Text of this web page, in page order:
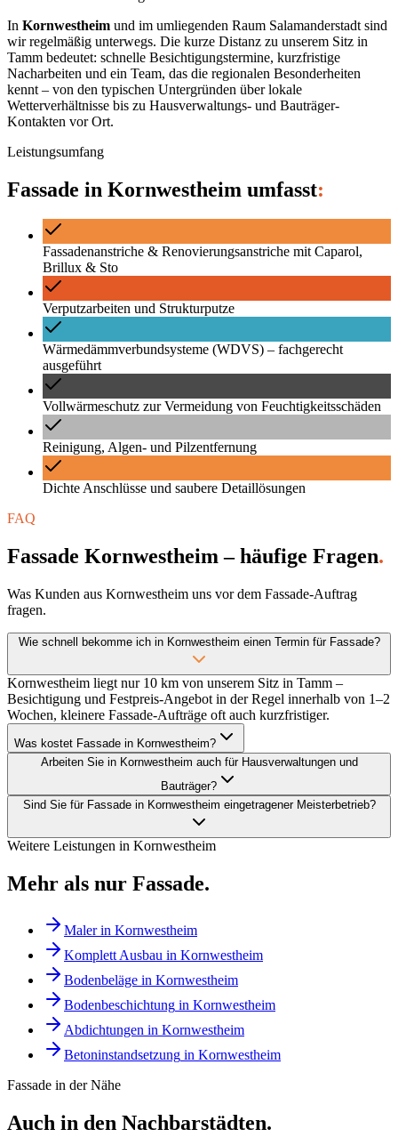
In Kornwestheim und im umliegenden Raum Salamanderstadt sind
wir regelmäßig unterwegs. Die kurze Distanz zu unserem Sitz in
Tamm bedeutet: schnelle Besichtigungstermine, kurzfristige
Nacharbeiten und ein Team, das die regionalen Besonderheiten
kennt – von den typischen Untergründen über lokale
Wetterverhältnisse bis zu Hausverwaltungs- und Bauträger-
Kontakten vor Ort.
Leistungsumfang
Fassade in Kornwestheim umfasst:
Fassadenanstriche & Renovierungsanstriche mit Caparol,
Brillux & Sto
Verputzarbeiten und Strukturputze
Wärmedämmverbundsysteme (WDVS) – fachgerecht
ausgeführt
Vollwärmeschutz zur Vermeidung von Feuchtigkeitsschäden
Reinigung, Algen- und Pilzentfernung
Dichte Anschlüsse und saubere Detaillösungen
FAQ
Fassade Kornwestheim – häufige Fragen.
Was Kunden aus Kornwestheim uns vor dem Fassade-Auftrag
fragen.
Wie schnell bekomme ich in Kornwestheim einen Termin für Fassade?
Kornwestheim liegt nur 10 km von unserem Sitz in Tamm –
Besichtigung und Festpreis-Angebot in der Regel innerhalb von 1–2
Wochen, kleinere Fassade-Aufträge oft auch kurzfristiger.
Was kostet Fassade in Kornwestheim?
Arbeiten Sie in Kornwestheim auch für Hausverwaltungen und
Bauträger?
Sind Sie für Fassade in Kornwestheim eingetragener Meisterbetrieb?
Weitere Leistungen in Kornwestheim
Mehr als nur Fassade.
Malerin Kornwestheim
Komplett Ausbau in Kornwestheim
Bodenbeläge in Kornwestheim
Bodenbeschichtung in Kornwestheim
Abdichtungen in Kornwestheim
Betoninstandsetzung in Kornwestheim
Fassade in der Nähe
Auch in den Nachbarstädten.